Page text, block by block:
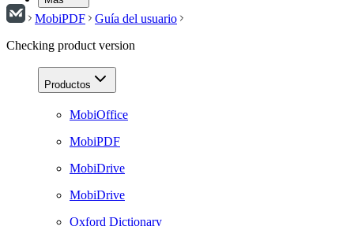
MobiPDF
Guía del usuario
Checking product version
Productos
MobiOffice
MobiPDF
MobiDrive
MobiDrive
Oxford Dictionary